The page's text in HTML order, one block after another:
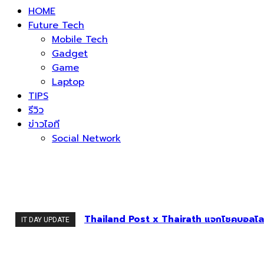
HOME
Future Tech
Mobile Tech
Gadget
Game
Laptop
TIPS
รีวิว
ข่าวไอที
Social Network
IT DAY UPDATE Thailand Post x Thairath แจกโชคบอลโ